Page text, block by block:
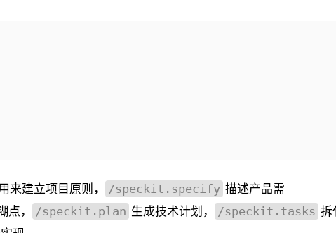
来建立项目原则， /speckit.specify 描述产品需
点， /speckit.plan 生成技术计划， /speckit.tasks 拆